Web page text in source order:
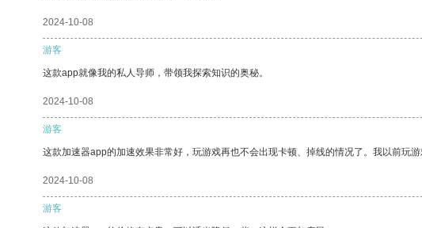
2024-10-08
游客
这款app就像我的私人导师，带领我探索知识的奥秘。
2024-10-08
游客
这款加速器app的加速效果非常好，玩游戏再也不会出现卡顿、掉线的情况了。我以前玩
2024-10-08
游客